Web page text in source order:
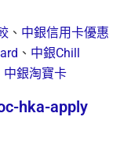
、 中銀信用卡優惠
、 中銀Chill
中銀淘寶卡
hka-apply